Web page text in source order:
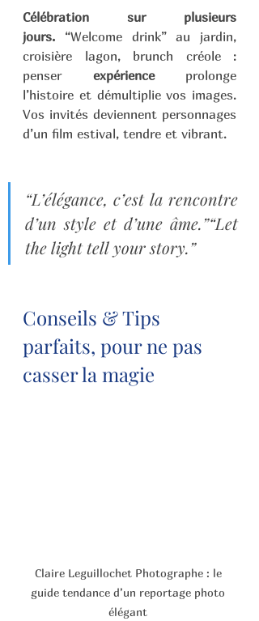
Célébration sur plusieurs
jours. “Welcome drink” au jardin,
croisière lagon, brunch créole :
penser expérience prolonge
l’histoire et démultiplie vos images.
Vos invités deviennent personnages
d’un film estival, tendre et vibrant.
“L’élégance, c’est la rencontre
d’un style et d’une âme.”“Let
the light tell your story.”
Conseils & Tips
parfaits, pour ne pas
casser la magie
Claire Leguillochet Photographe : le
guide tendance d’un reportage photo
élégant